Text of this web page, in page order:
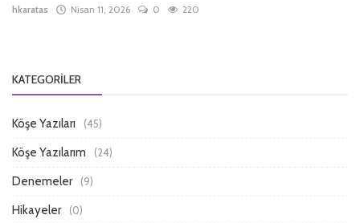
hkaratas Nisan 11, 2026 0 220
KATEGORILER
Köşe Yazıları (45)
Köşe Yazılarım (24)
Denemeler (9)
Hikayeler (0)